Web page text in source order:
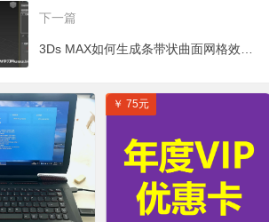
下一篇
￥ 75元